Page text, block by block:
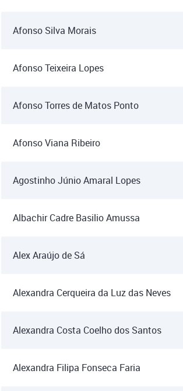
Afonso Silva Morais
Afonso Teixeira Lopes
Afonso Torres de Matos Ponto
Afonso Viana Ribeiro
Agostinho Júnio Amaral Lopes
Albachir Cadre Basilio Amussa
Alex Araújo de Sá
Alexandra Cerqueira da Luz das Neves
Alexandra Costa Coelho dos Santos
Alexandra Filipa Fonseca Faria